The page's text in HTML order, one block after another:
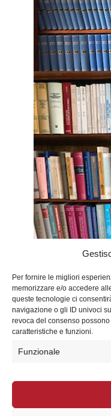
Per fornire le migliori
memorizzare e/o accedere
queste tecnologie ci
navigazione o gli ID univoci
revoca del consenso
caratteristiche e funzioni.
Funzionale © Copyright